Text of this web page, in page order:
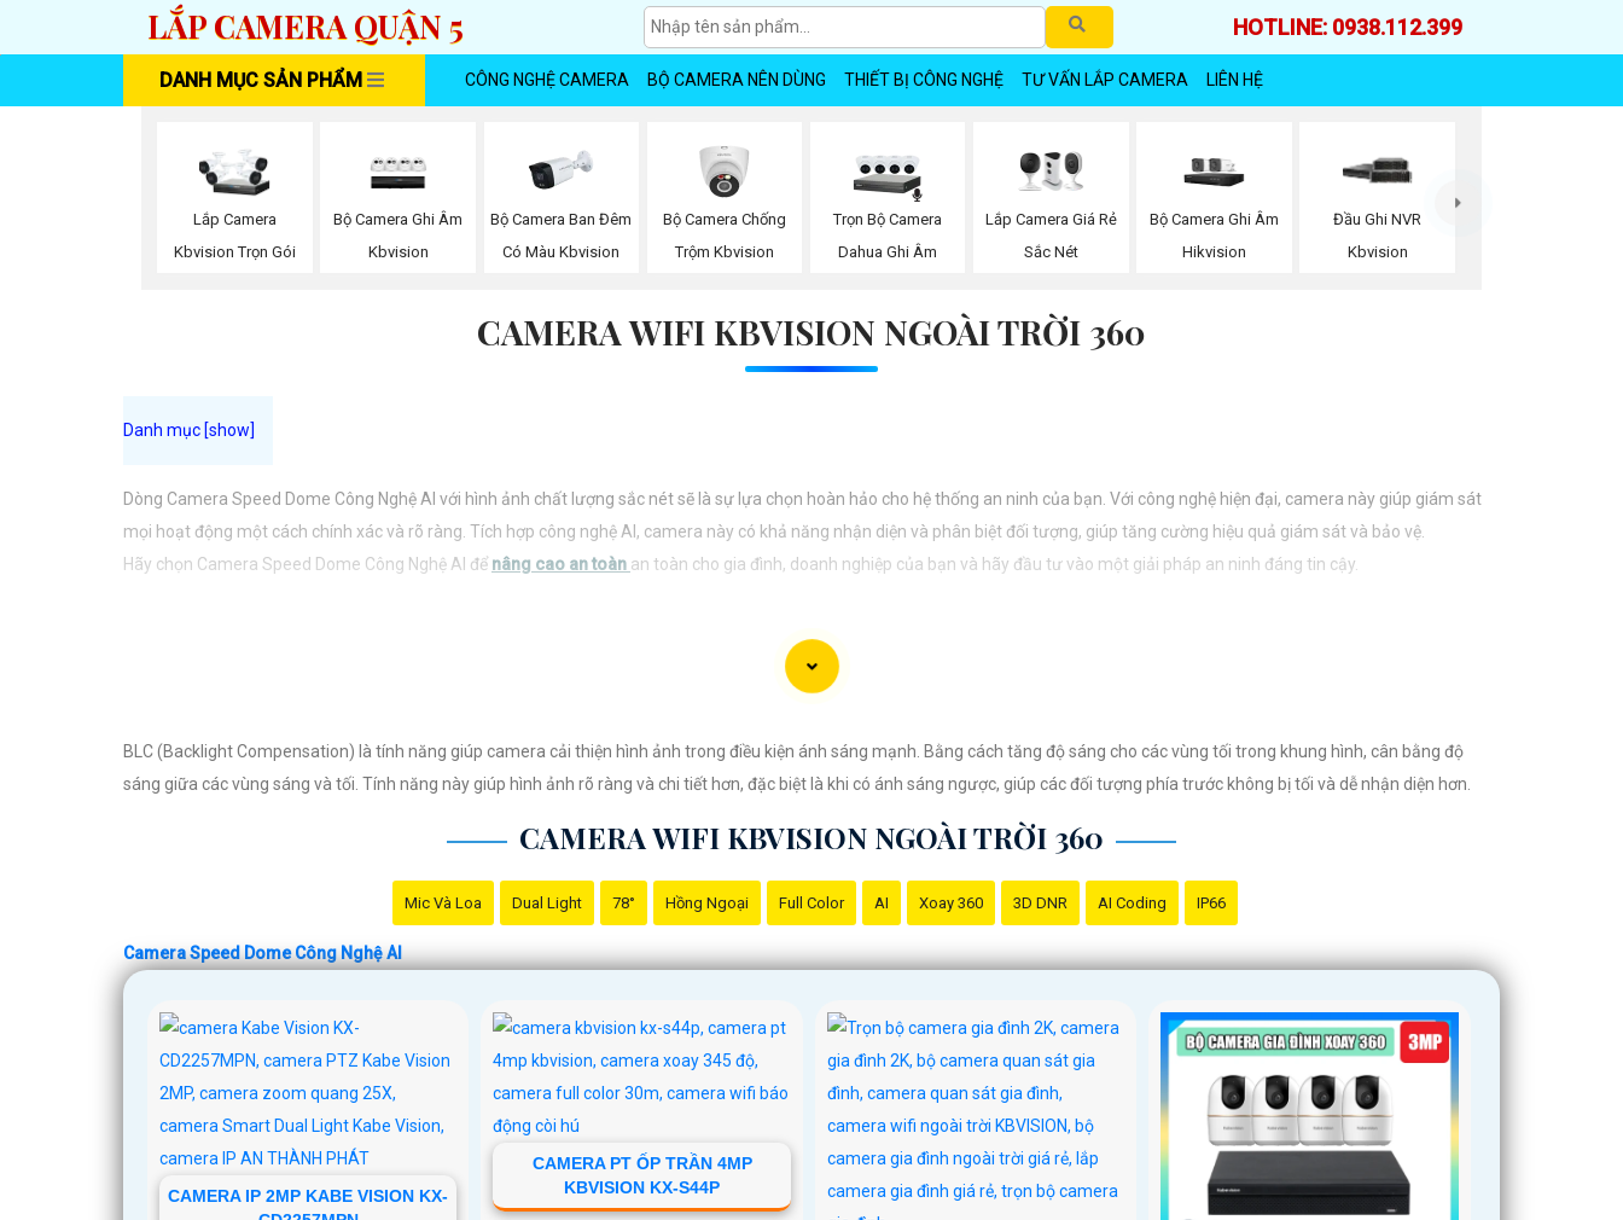
LẮP CAMERA QUẬN 5 HOTLINE: 0938.112.399
DANH MỤC SẢN PHẨM CÔNG NGHỆ CAMERA BỘ CAMERA NÊN DÙNG THIẾT BỊ CÔNG NGHỆ TƯ VẤN LẮP CAMERA LIÊN HỆ
Lắp Camera
Kbvision Trọn Gói
Bộ Camera Ghi Âm
Kbvision
Bộ Camera Ban Đêm
Có Màu Kbvision
Bộ Camera Chống
Trộm Kbvision
Trọn Bộ Camera
Dahua Ghi Âm
Lắp Camera Giá Rẻ
Sắc Nét
Bộ Camera Ghi Âm
Hikvision
Đầu Ghi NVR
Kbvision
CAMERA WIFI KBVISION NGOÀI TRỜI 360
Dòng Camera Speed Dome Công Nghệ AI với hình ảnh chất lượng sắc nét sẽ là sự lựa chọn hoàn hảo cho hệ thống an ninh của bạn. Với công nghệ hiện đại, camera này giúp giám sát
mọi hoạt động một cách chính xác và rõ ràng. Tích hợp công nghệ AI, camera này có khả năng nhận diện và phân biệt đối tượng, giúp tăng cường hiệu quả giám sát và bảo vệ.
Hãy chọn Camera Speed Dome Công Nghệ AI để nâng cao an toàn an toàn cho gia đình, doanh nghiệp của bạn và hãy đầu tư vào một giải pháp an ninh đáng tin cậy.
BLC (Backlight Compensation) là tính năng giúp camera cải thiện hình ảnh trong điều kiện ánh sáng mạnh. Bằng cách tăng độ sáng cho các vùng tối trong khung hình, cân bằng độ
sáng giữa các vùng sáng và tối. Tính năng này giúp hình ảnh rõ ràng và chi tiết hơn, đặc biệt là khi có ánh sáng ngược, giúp các đối tượng phía trước không bị tối và dễ nhận diện hơn.
CAMERA WIFI KBVISION NGOÀI TRỜI 360
Mic Và Loa Dual Light 78° Hồng Ngoại Full Color AI Xoay 360 3D DNR AI Coding IP66
Camera Speed Dome Công Nghệ AI
CAMERA IP 2MP KABE VISION KX-
CAMERA PT ỐP TRẦN 4MP
KBVISION KX-S44P